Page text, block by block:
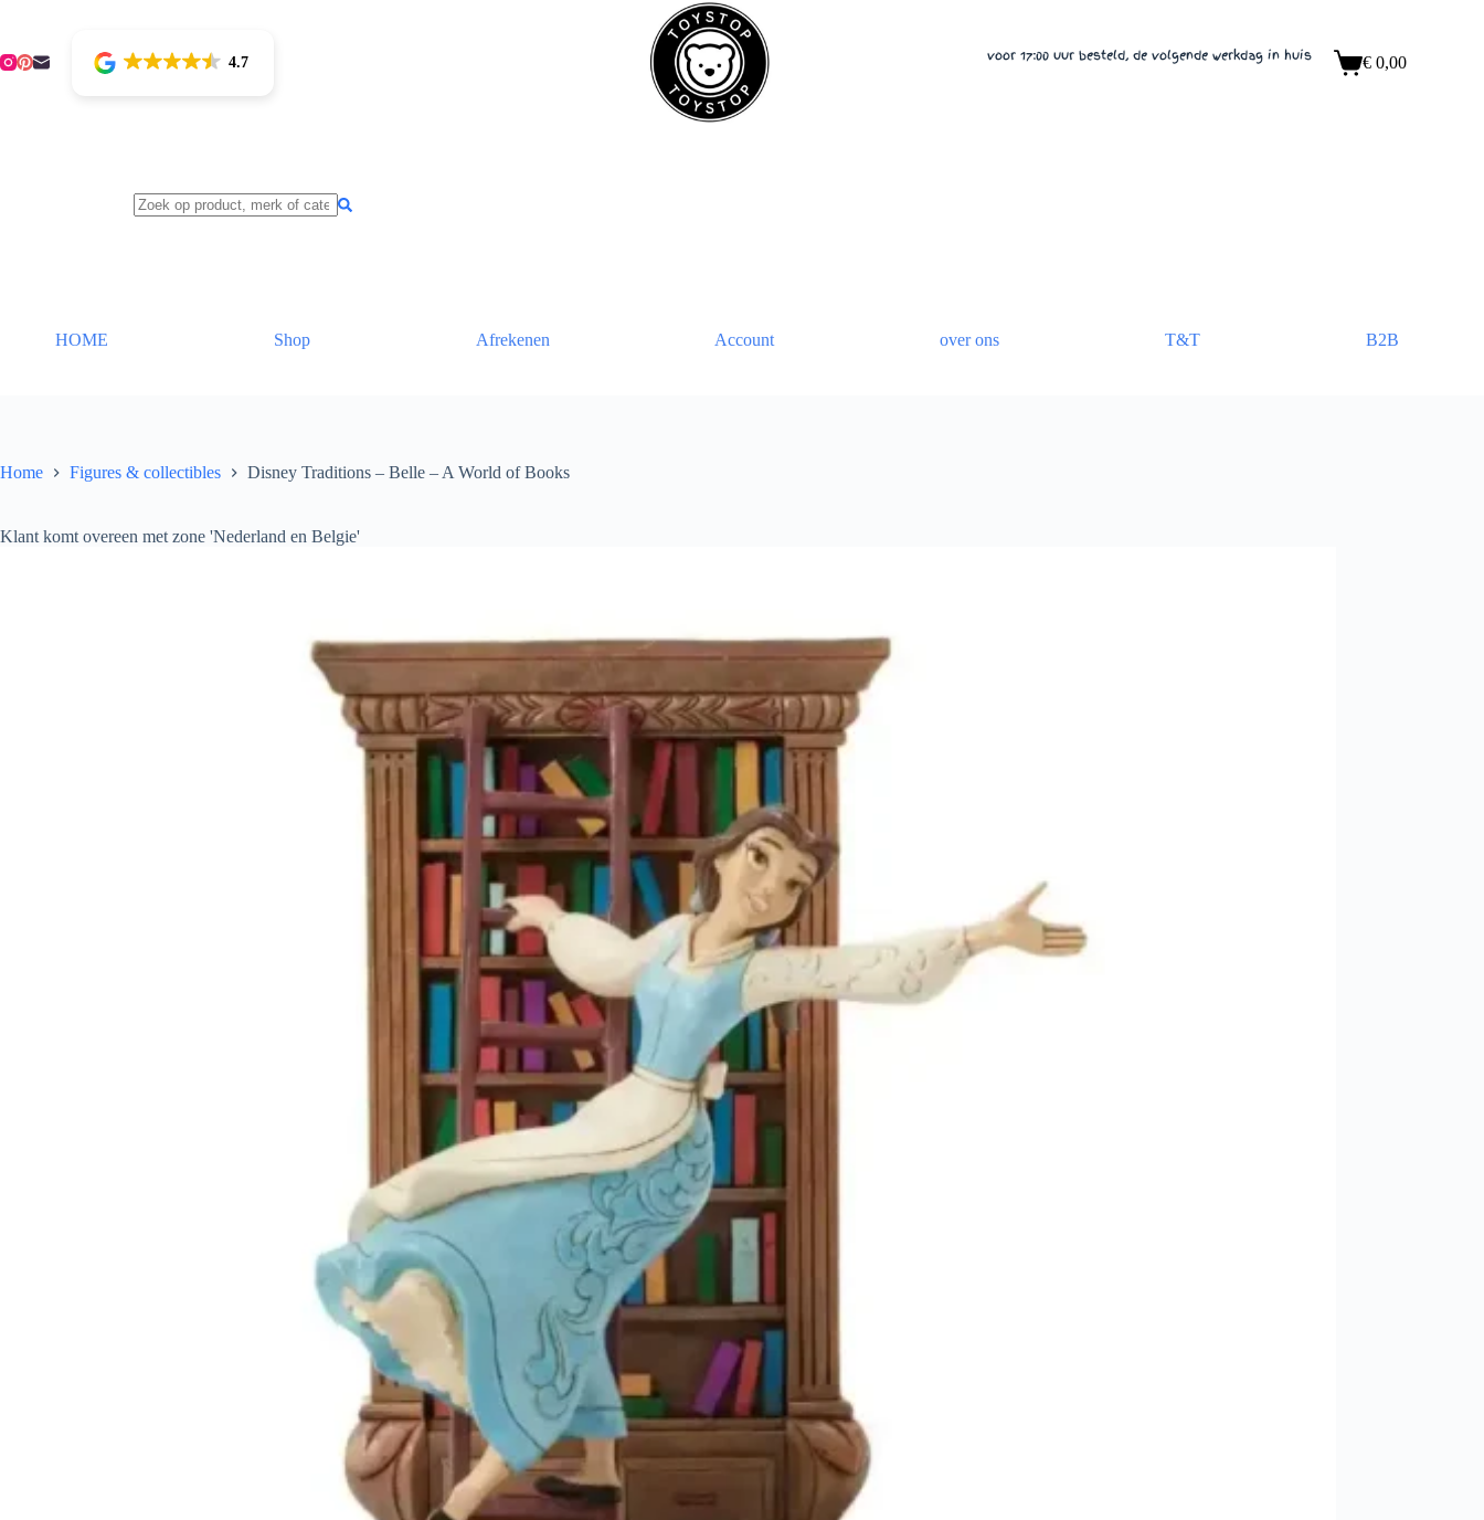
inhoud
4.7 voor 17:00 uur besteld, de volgende werkdag in huis
Winkelwagen
€ 0,00
HOME Shop Afrekenen Account over ons T&T B2B
Home Figures & collectibles Disney Traditions – Belle – A World of Books
Klant komt overeen met zone 'Nederland en Belgie'